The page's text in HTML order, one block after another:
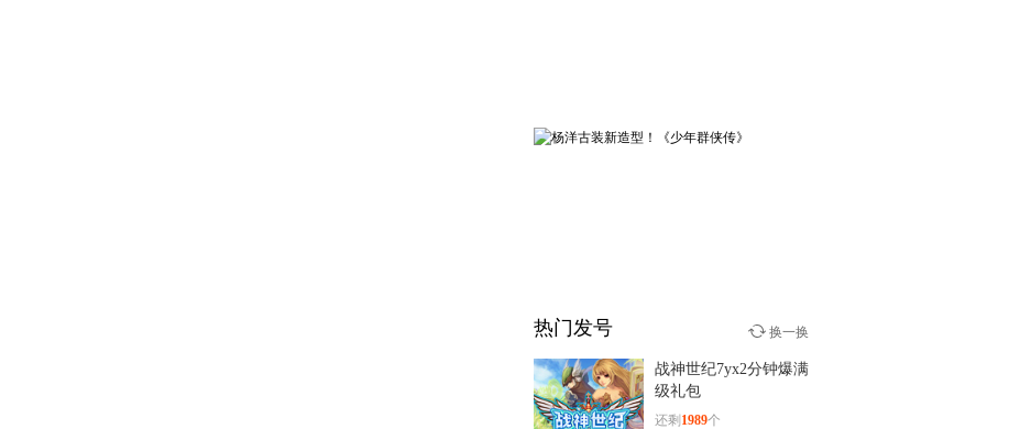
少年群侠传
12-29
杨洋古装新造型！《少年群
侠传》
热门发号
战神世纪7yx2分钟爆满
级礼包
还剩 1989个
换一换